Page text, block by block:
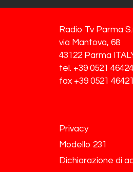
Radio Tv Parma
via Mantova, 68
43122 Parma
tel. +39 0521
fax +39 0521
Privacy
Modello 231
Dichiarazione di